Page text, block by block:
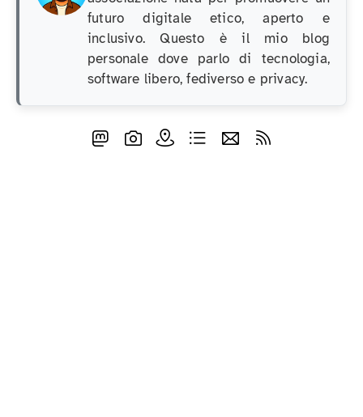
futuro digitale etico, aperto e
inclusivo. Questo è il mio blog
personale dove parlo di tecnologia,
software libero, fediverso e privacy.